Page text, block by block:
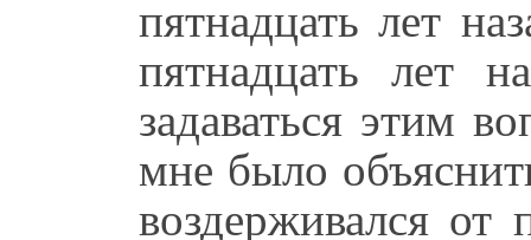
пятнадцать лет
пятнадцать лет
задаваться этим
мне было
воздерживался